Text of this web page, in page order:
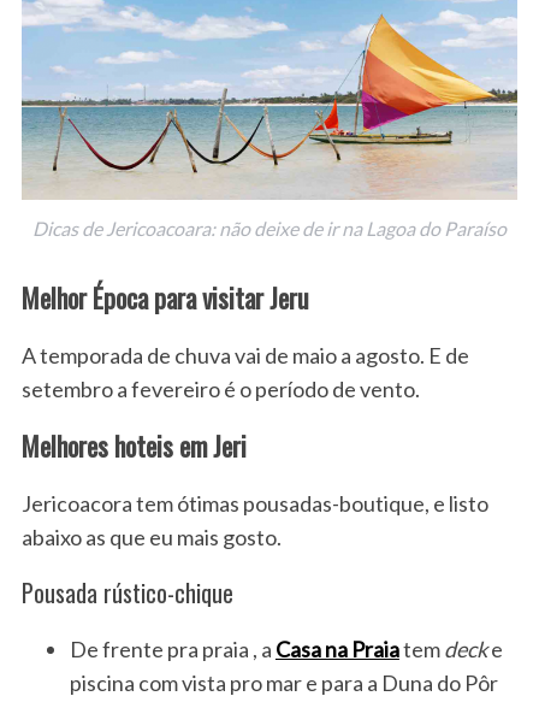
Dicas de Jericoacoara: não deixe de ir na Lagoa do Paraíso
Melhor Época para visitar Jeru
A temporada de chuva vai de maio a agosto. E de
setembro a fevereiro é o período de vento.
Melhores hoteis em Jeri
Jericoacora tem ótimas pousadas-boutique, e listo
abaixo as que eu mais gosto.
Pousada rústico-chique
De frente pra praia , a Casa na Praiatemdecke
piscina com vista pro mar e para a Duna do Pôr